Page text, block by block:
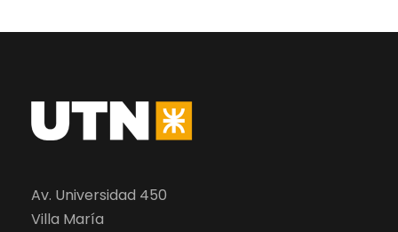
Av. Universidad 450
Villa María